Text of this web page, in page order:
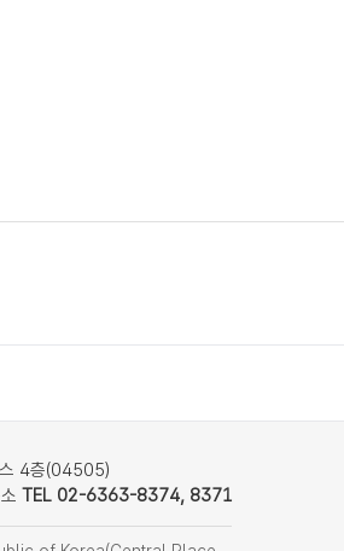
스 4층(04505)
TEL 02-6363-8374, 8371